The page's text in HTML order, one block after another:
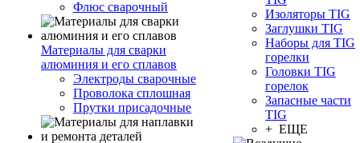
Флюс сварочный
Материалы для сварки
алюминия и его сплавов
Электроды сварочные
Проволока сплошная
Прутки присадочные
Изоляторы TIG
Заглушки TIG
Наборы для TIG
горелки
Головки TIG
горелок
Запасные части
TIG
+ ЕЩЕ